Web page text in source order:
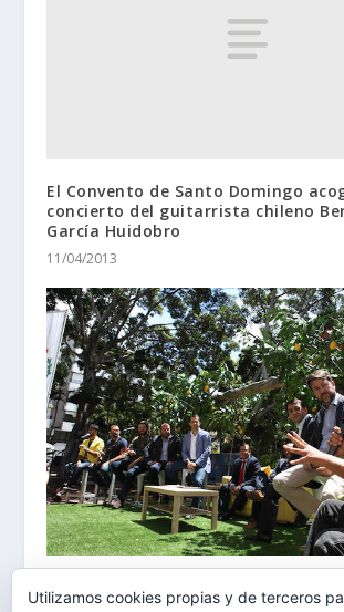
El Convento de Santo Domingo
concierto del guitarrista chileno
García Huidobro
11/04/2013
‘Actúa’ toma las calles de Santa
cultura y ocio
Utilizamos cookies propias y de terceros